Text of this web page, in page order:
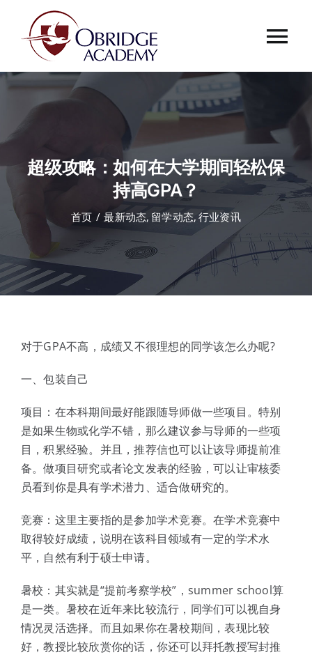
首页
课程中心
合作伙伴
超级攻略：如何在大学期间轻松保
持高GPA？
首页 最新动态 留学动态 行业资讯
对于GPA不高，成绩又不很理想的同学该怎么办呢?
一、包装自己
项目：在本科期间最好能跟随导师做一些项目。特别
是如果生物或化学不错，那么建议参与导师的一些项
目，积累经验。并且，推荐信也可以让该导师提前准
备。做项目研究或者论文发表的经验，可以让审核委
员看到你是具有学术潜力、适合做研究的。
竞赛：这里主要指的是参加学术竞赛。在学术竞赛中
取得较好成绩，说明在该科目领域有一定的学术水
平，自然有利于硕士申请。
暑校：其实就是“提前考察学校”，summer school算
是一类。暑校在近年来比较流行，同学们可以视自身
情况灵活选择。而且如果你在暑校期间，表现比较
好，教授比较欣赏你的话，你还可以拜托教授写封推